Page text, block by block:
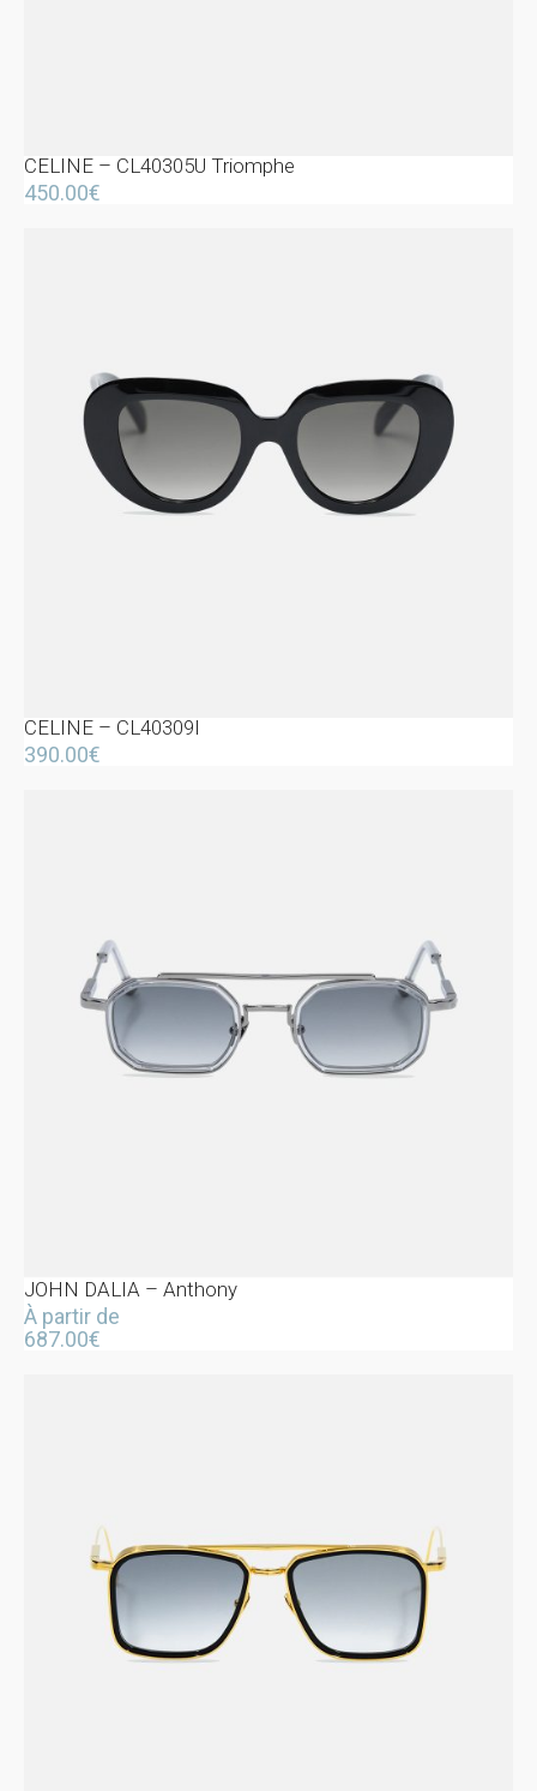
CELINE – CL40305U Triomphe
450.00€
CELINE – CL40309I
390.00€
JOHN DALIA – Anthony
À partir de
687.00€